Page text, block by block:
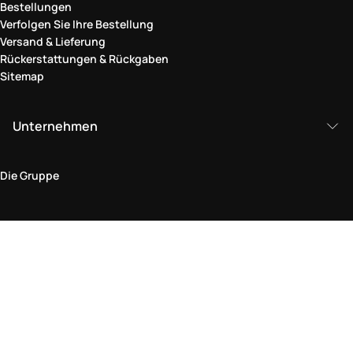
Bestellungen
Verfolgen Sie Ihre Bestellung
Versand & Lieferung
Rückerstattungen & Rückgaben
Sitemap
Unternehmen
Die Gruppe
Rechtlicher Bereich